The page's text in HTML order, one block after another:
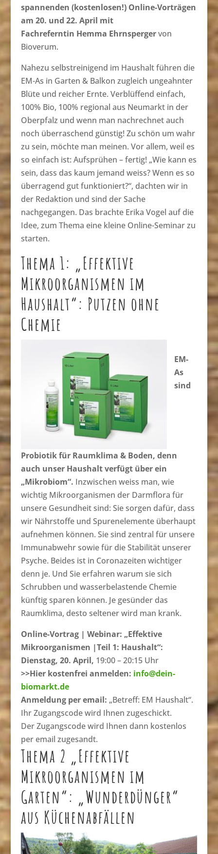
spannenden (kostenlosen!) Online-Vorträgen
am 20. und 22. April mit
Fachreferntin Hemma Ehrnspergervon
Bioverum.
Nahezu selbstreinigend im Haushalt führen die
EM-As in Garten & Balkon zugleich ungeahnter
Blüte und reicher Ernte. Verblüffend einfach,
100% Bio, 100% regional aus Neumarkt in der
Oberpfalz und wenn man nachrechnet auch
noch überraschend günstig! Zu schön um wahr
zu sein, möchte man meinen. Vor allem, weil es
so einfach ist: Aufsprühen – fertig! „Wie kann es
sein, dass das kaum jemand weiss? Wenn es so
überragend gut funktioniert?“, dachten wir in
der Redaktion und sind der Sache
nachgegangen. Das brachte Erika Vogel auf die
Idee, zum Thema eine kleine Online-Seminar zu
starten.
Thema 1: „Effektive
Mikroorganismen im
Haushalt“: Putzen ohne
Chemie
EM-
As
sind
Probiotik für Raumklima & Boden, denn
auch unser Haushalt verfügt über ein
„Mikrobiom“. Inzwischen weiss man, wie
wichtig Mikroorganismen der Darmflora für
unsere Gesundheit sind: Sie sorgen dafür, dass
wir Nährstoffe und Spurenelemente überhaupt
aufnehmen können. Sie sind zentral für unsere
Immunabwehr sowie für die Stabilität unserer
Psyche. Beides ist in Coronazeiten wichtiger
denn je. Und Sie erfahren warum sie sich
Schrubben und wasserbelastende Chemie
künftig sparen können. Je gesünder das
Raumklima, desto seltener wird man krank.
Online-Vortrag | Webinar: „Effektive
Mikroorganismen |Teil 1: Haushalt“:
Dienstag, 20. April, 19:00 – 20:15 Uhr
>>Hier kostenfrei anmelden: info@dein-
biomarkt.de
Anmeldung per email: „Betreff: EM Haushalt“.
Ihr Zugangscode wird Ihnen zugeschickt.
Der Zugangscode wird Ihnen dann kostenlos
per email zugesandt.
Thema 2 „Effektive
Mikroorganismen im
Garten“: „Wunderdünger“
aus Küchenabfällen